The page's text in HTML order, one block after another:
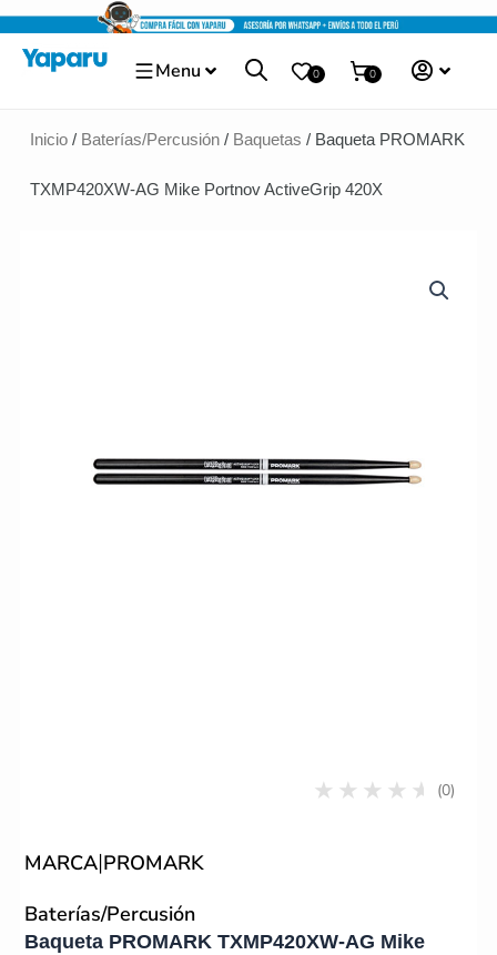
Ir
contenido
Menu 0 0
Inicio/ Baterías/Percusión/ Baquetas / Baqueta PROMARK
TXMP420XW-AG Mike Portnov ActiveGrip 420X
(0)
MARCA|PROMARK
Baterías/Percusión
Baqueta PROMARK TXMP420XW-AG Mike